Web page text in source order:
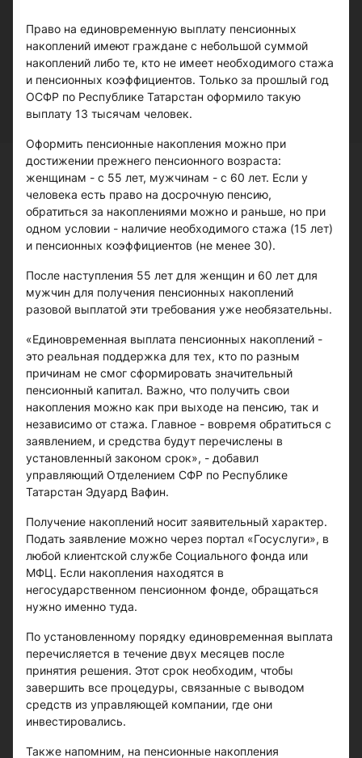
Право на единовременную выплату пенсионных
накоплений имеют граждане с небольшой суммой
накоплений либо те, кто не имеет необходимого стажа
и пенсионных коэффициентов. Только за прошлый год
ОСФР по Республике Татарстан оформило такую
выплату 13 тысячам человек.
Оформить пенсионные накопления можно при
достижении прежнего пенсионного возраста:
женщинам - с 55 лет, мужчинам - с 60 лет. Если у
человека есть право на досрочную пенсию,
обратиться за накоплениями можно и раньше, но при
одном условии - наличие необходимого стажа (15 лет)
и пенсионных коэффициентов (не менее 30).
После наступления 55 лет для женщин и 60 лет для
мужчин для получения пенсионных накоплений
разовой выплатой эти требования уже необязательны.
«Единовременная выплата пенсионных накоплений -
это реальная поддержка для тех, кто по разным
причинам не смог сформировать значительный
пенсионный капитал. Важно, что получить свои
накопления можно как при выходе на пенсию, так и
независимо от стажа. Главное - вовремя обратиться с
заявлением, и средства будут перечислены в
установленный законом срок», - добавил
управляющий Отделением СФР по Республике
Татарстан Эдуард Вафин.
Получение накоплений носит заявительный характер.
Подать заявление можно через портал «Госуслуги», в
любой клиентской службе Социального фонда или
МФЦ. Если накопления находятся в
негосударственном пенсионном фонде, обращаться
нужно именно туда.
По установленному порядку единовременная выплата
перечисляется в течение двух месяцев после
принятия решения. Этот срок необходим, чтобы
завершить все процедуры, связанные с выводом
средств из управляющей компании, где они
инвестировались.
Также напомним, на пенсионные накопления